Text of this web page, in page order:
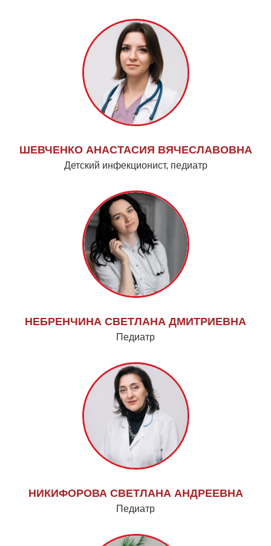
ШЕВЧЕНКО АНАСТАСИЯ ВЯЧЕСЛАВОВНА
Детский инфекционист, педиатр
НЕБРЕНЧИНА СВЕТЛАНА ДМИТРИЕВНА
Педиатр
НИКИФОРОВА СВЕТЛАНА АНДРЕЕВНА
Педиатр